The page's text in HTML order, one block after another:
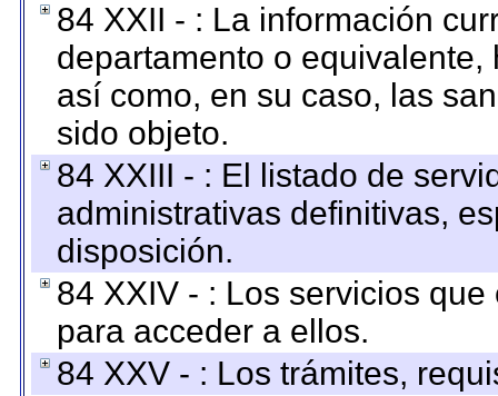
84 XXII - : La información
departamento o
así como, en su caso, las
sido objeto.
84 XXIII - : El listado de
administrativas definitivas,
disposición.
84 XXIV - : Los servicios
para acceder a ellos.
84 XXV - : Los trámites,